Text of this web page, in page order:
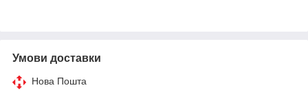
Умови доставки
Нова Пошта